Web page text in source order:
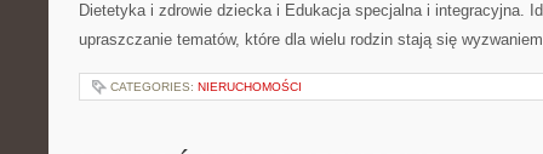
Dietetyka i zdrowie dziecka i Edukacja specjalna i integracyjna.
upraszczanie tematów, które dla wielu rodzin stają się
CATEGORIES: NIERUCHOMOŚCI